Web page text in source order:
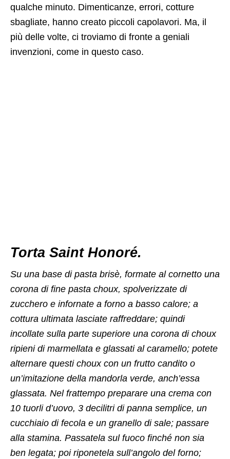
qualche minuto. Dimenticanze, errori, cotture
sbagliate, hanno creato piccoli capolavori. Ma, il
più delle volte, ci troviamo di fronte a geniali
invenzioni, come in questo caso.
Torta Saint Honoré.
Su una base di pasta brisè, formate al cornetto una
corona di fine pasta choux, spolverizzate di
zucchero e infornate a forno a basso calore; a
cottura ultimata lasciate raffreddare; quindi
incollate sulla parte superiore una corona di choux
ripieni di marmellata e glassati al caramello; potete
alternare questi choux con un frutto candito o
un’imitazione della mandorla verde, anch’essa
glassata. Nel frattempo preparare una crema con
10 tuorli d’uovo, 3 decilitri di panna semplice, un
cucchiaio di fecola e un granello di sale; passare
alla stamina. Passatela sul fuoco finché non sia
ben legata; poi riponetela sull’angolo del forno;